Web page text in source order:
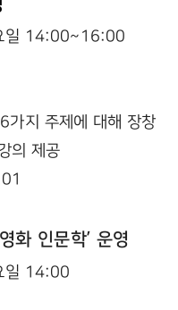
일 14:00~16:00
가지 주제에 대해 장창
의 제공
화 인문학’ 운영
일 14:00